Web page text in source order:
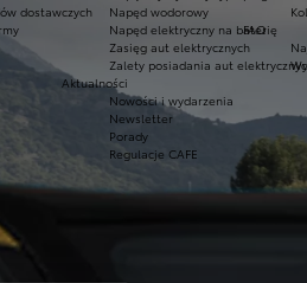
dostawczych
FAQ
Napęd wodorowy
Napęd elektryczny na baterię
Zasięg aut elektrycznych
Zalety posiadania aut
Aktualności
Nowości i wydarzenia
Newsletter
Porady
Regulacje CAFE